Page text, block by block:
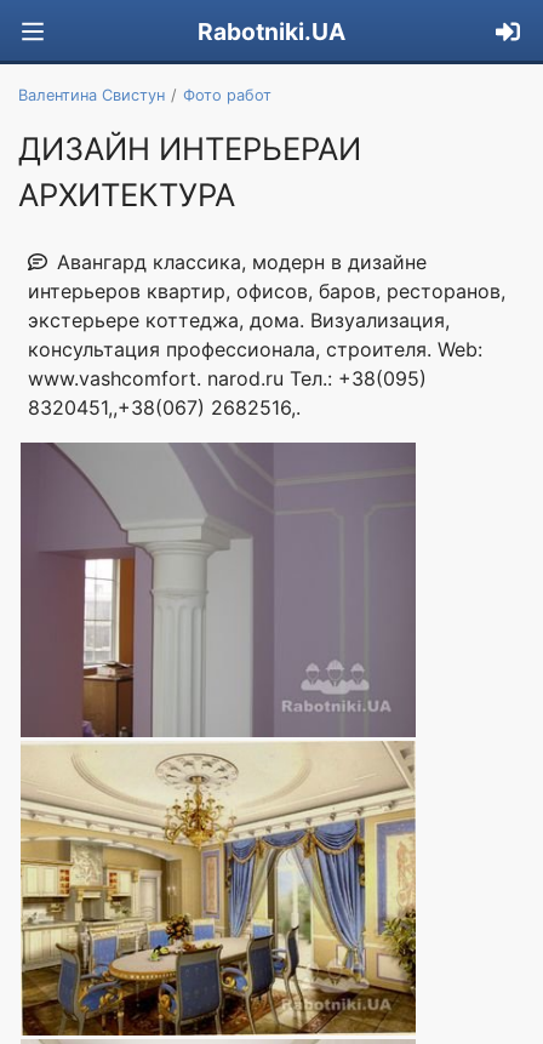
Rabotniki.UA
Валентина Cвистун Фото работ
ДИЗАЙН ИНТЕРЬЕРАИ
АРХИТЕКТУРА
Авангард классика, модерн в дизайне
интерьеров квартир, офисов, баров, ресторанов,
экстерьере коттеджа, дома. Визуализация,
консультация профессионала, строителя. Web:
www.vashcomfort. narod.ru Тел.: +38(095)
8320451,,+38(067) 2682516,.